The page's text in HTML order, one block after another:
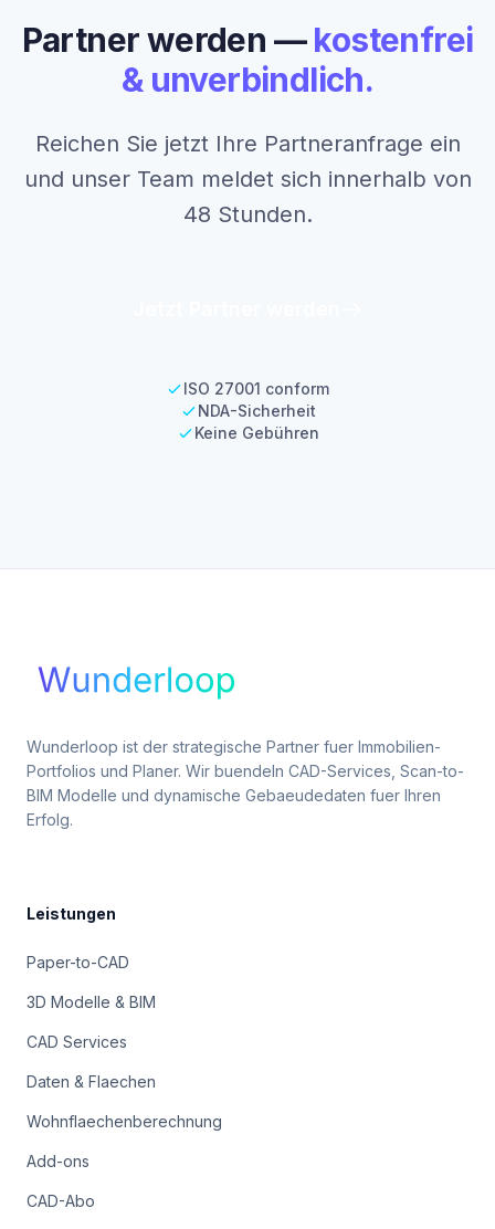
Partner werden —kostenfrei
& unverbindlich.
Reichen Sie jetzt Ihre Partneranfrage ein
und unser Team meldet sich innerhalb von
48 Stunden.
ISO 27001 conform
NDA-Sicherheit
Keine Gebühren
Wunderloop ist der strategische Partner fuer Immobilien-
Portfolios und Planer. Wir buendeln CAD-Services, Scan-to-
BIM Modelle und dynamische Gebaeudedaten fuer Ihren
Erfolg.
Leistungen
Paper-to-CAD
3D Modelle & BIM
CAD Services
Daten & Flaechen
Wohnflaechenberechnung
Add-ons
CAD-Abo